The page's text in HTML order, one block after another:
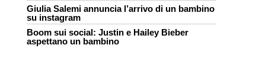
Giulia Salemi annuncia l’arrivo di un bambino
su instagram
Boom sui social: Justin e Hailey Bieber
aspettano un bambino